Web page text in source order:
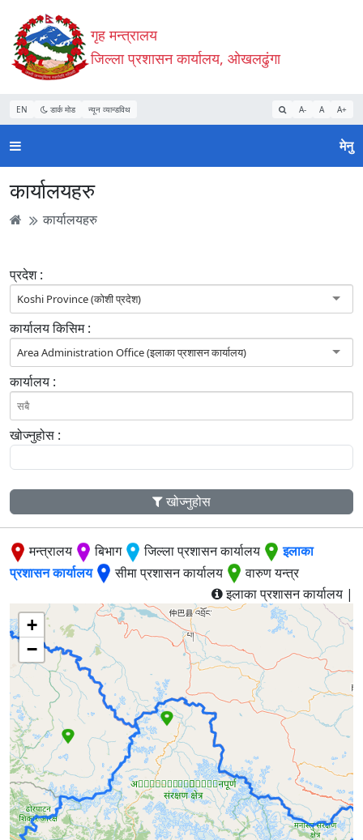
Accessibility
Mode
सुरु
गर्नुहोस्
सामाग्री
पढ्नुहाेस्
नेभिगेसन
पढ्नुहाेस्
वेबसाइट
खोजमा
जानुहोस्
गृह मन्त्रालय
जिल्ला प्रशासन कार्यालय, ओखलढुंगा
EN डार्क मोड न्यून व्यान्डविथ A- A A+
मेनु
कार्यालयहरु
कार्यालयहरु
प्रदेश :
Koshi Province (कोशी प्रदेश)
कार्यालय किसिम :
Area Administration Office (इलाका प्रशासन कार्यालय)
कार्यालय :
खोज्नुहोस :
खोज्नुहोस
मन्त्रालय बिभाग जिल्ला प्रशासन कार्यालय
इलाका
प्रशासन कार्यालय
सीमा प्रशासन कार्यालय
वारुण यन्त्र
इलाका प्रशासन कार्यालय |
+
−